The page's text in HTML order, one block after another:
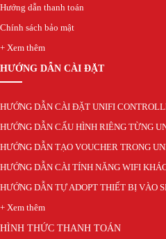
Hướng dẫn thanh toán
Chính sách bảo mật
+ Xem thêm
HƯỚNG DẪN CÀI ĐẶT
HƯỚNG DẪN CÀI ĐẶT UNIFI
HƯỚNG DẪN CẤU HÌNH RIÊNG TỪNG
HƯỚNG DẪN TẠO VOUCHER TRONG
HƯỚNG DẪN CÀI TÍNH NĂNG WIFI
HƯỚNG DẪN TỰ ADOPT THIẾT BỊ VÀO
+ Xem thêm
HÌNH THỨC THANH TOÁN